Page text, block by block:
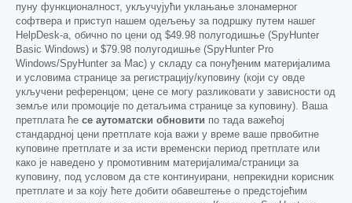
пуну функционалност, укључујући уклањање злонамерног
софтвера и приступ нашем одељењу за подршку путем нашег
HelpDesk-а, обично по цени од $49.98 полугодишње (SpyHunter
Basic Windows) и $79.98 полугодишње (SpyHunter Pro
Windows/SpyHunter за Mac) у складу са понуђеним материјалима
и условима странице за регистрацију/куповину (који су овде
укључени референцом; цене се могу разликовати у зависности од
земље или промоције по детаљима странице за куповину). Ваша
претплата ће се аутоматски обновити по тада важећој
стандардној цени претплате која важи у време ваше првобитне
куповине претплате и за исти временски период претплате или
како је наведено у промотивним материјалима/страници за
куповину, под условом да сте континуирани, непрекидни корисник
претплате и за коју ћете добити обавештење о предстојећим